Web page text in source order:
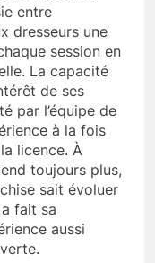
entre
dresseurs une
session en
La capacité
de ses
par l’équipe de
à la fois
licence. À
toujours plus,
sait évoluer
fait sa
aussi